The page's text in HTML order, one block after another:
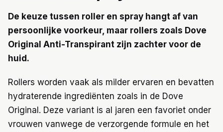
De keuze tussen roller en spray hangt af van
persoonlijke voorkeur, maar rollers zoals Dove
Original Anti-Transpirant zijn zachter voor de
huid.
Rollers worden vaak als milder ervaren en bevatten
hydraterende ingrediënten zoals in de Dove
Original. Deze variant is al jaren een favoriet onder
vrouwen vanwege de verzorgende formule en het